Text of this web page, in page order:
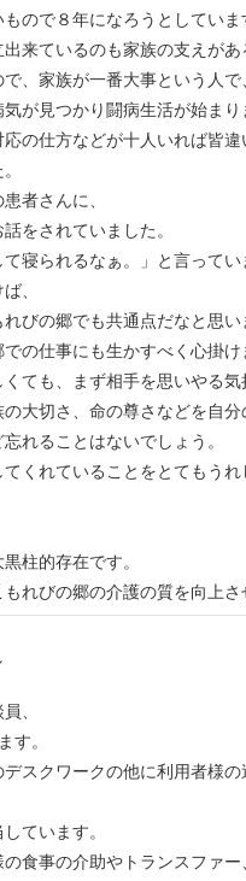
ので８年になろうとしていま
来ているのも家族の支えが
、家族が一番大事という人で
が見つかり闘病生活が始まり
の仕方などが十人いれば皆違
者さんに、
をされていました。
寝られるなぁ。」と言ってい
、
びの郷でも共通点だなと思い
の仕事にも生かすべく心掛け
ても、まず相手を思いやる気
大切さ、命の尊さなどを自分
れることはないでしょう。
くれていることをとてもうれ
柱的存在です。
れびの郷の介護の質を向上さ
、
す。
スクワークの他に利用者様の
ています。
食事の介助やトランスファー